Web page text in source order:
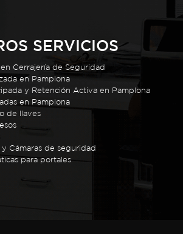
SERVICIOS
Cerrajería de Seguridad
en Pamplona
y Retención Activa en Pamplona
en Pamplona
de llaves
Cámaras de seguridad
para portales